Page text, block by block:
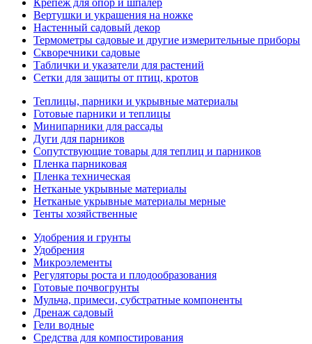
Крепеж для опор и шпалер
Вертушки и украшения на ножке
Настенный садовый декор
Термометры садовые и другие измерительные приборы
Скворечники садовые
Таблички и указатели для растений
Сетки для защиты от птиц, кротов
Теплицы, парники и укрывные материалы
Готовые парники и теплицы
Минипарники для рассады
Дуги для парников
Сопутствующие товары для теплиц и парников
Пленка парниковая
Пленка техническая
Нетканые укрывные материалы
Нетканые укрывные материалы мерные
Тенты хозяйственные
Удобрения и грунты
Удобрения
Микроэлементы
Регуляторы роста и плодообразования
Готовые почвогрунты
Мульча, примеси, субстратные компоненты
Дренаж садовый
Гели водные
Средства для компостирования